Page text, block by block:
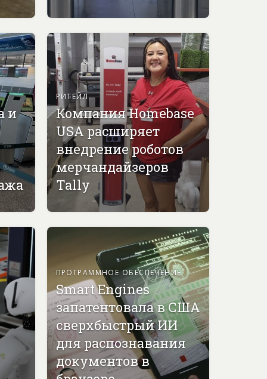
и
РИТЕЙЛ
Компания Homebase
USA расширяет
внедрение роботов
мерчандайзеров
Tally
ПРОГРАММНОЕ ОБЕСПЕЧЕНИЕ
Smart Engines
запатентовала в США
сверхбыстрый ИИ
для распознавания
документов в